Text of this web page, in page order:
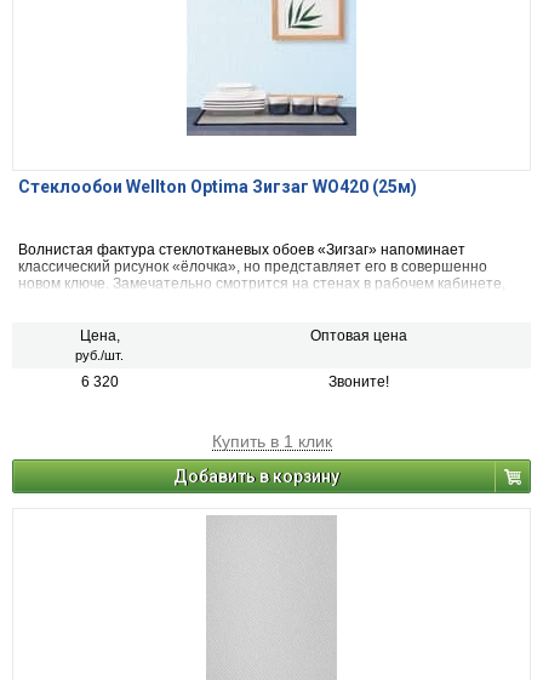
Стеклообои Wellton Optima Зигзаг WO420 (25м)
Волнистая фактура стеклотканевых обоев «Зигзаг» напоминает
классический рисунок «ёлочка», но представляет его в совершенно
новом ключе. Замечательно смотрится на стенах в рабочем кабинете,
Цена,
руб./шт.
Оптовая цена
6 320 Звоните!
Купить в 1 клик
Добавить в корзину